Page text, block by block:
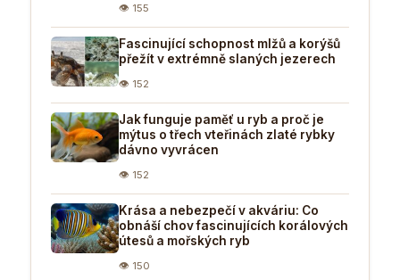
👁 155
Fascinující schopnost mlžů a korýšů
přežít v extrémně slaných jezerech
👁 152
Jak funguje paměť u ryb a proč je
mýtus o třech vteřinách zlaté rybky
dávno vyvrácen
👁 152
Krása a nebezpečí v akváriu: Co
obnáší chov fascinujících korálových
útesů a mořských ryb
👁 150